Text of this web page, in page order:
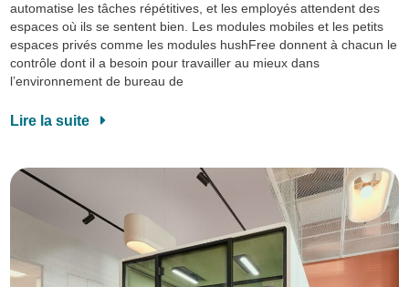
automatise les tâches répétitives, et les employés attendent des
espaces où ils se sentent bien. Les modules mobiles et les petits
espaces privés comme les modules hushFree donnent à chacun le
contrôle dont il a besoin pour travailler au mieux dans
l’environnement de bureau de
Lire la suite